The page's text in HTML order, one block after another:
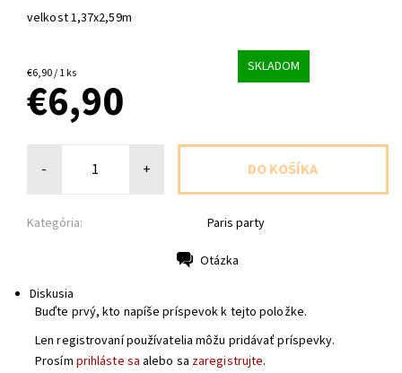
velkost 1,37x2,59m
€6,90 / 1 ks SKLADOM
€6,90
- +
Kategória: Paris party
Otázka
Diskusia
Buďte prvý, kto napíše príspevok k tejto položke.
Len registrovaní používatelia môžu pridávať príspevky.
Prosím prihláste sa alebo sa zaregistrujte.